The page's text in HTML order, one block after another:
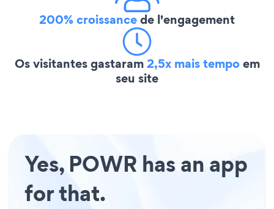
200% croissancede l'engagement
Os visitantes gastaram2,5x mais tempoem
seu site
Yes, POWR has an app
for that.